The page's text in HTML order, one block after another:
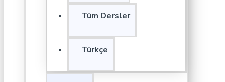
Tüm Dersler
Türkçe